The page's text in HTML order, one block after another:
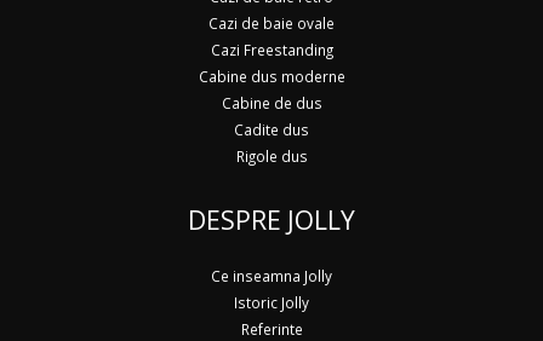
Cazi de baie ovale
Cazi Freestanding
Cabine dus moderne
Cabine de dus
Cadite dus
Rigole dus
DESPRE JOLLY
Ce inseamna Jolly
Istoric Jolly
Referinte